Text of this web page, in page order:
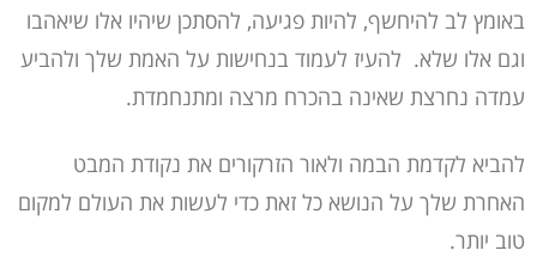
באומץ לב להיחשף, להיות פגיעה, להסתכן שיהיו אלו שיאהבו
וגם אלו שלא. להעיז לעמוד בנחישות על האמת שלך ולהביע
עמדה נחרצת שאינה בהכרח מרצה ומתנחמדת.
להביא לקדמת הבמה ולאור הזרקורים את נקודת המבט
האחרת שלך על הנושא כל זאת כדי לעשות את העולם למקום
טוב יותר.